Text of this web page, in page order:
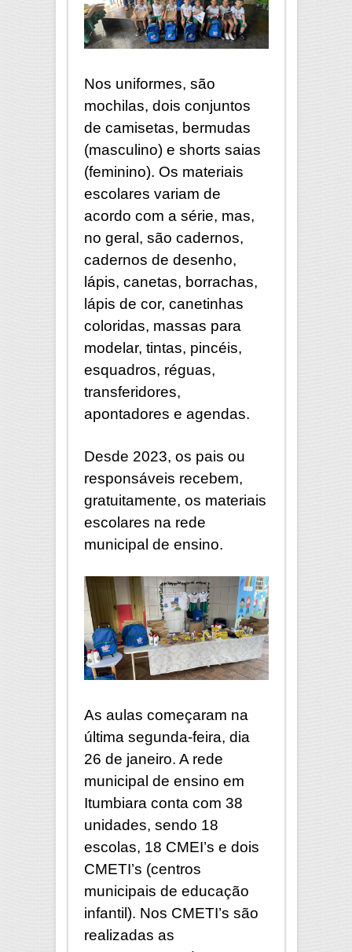
Nos uniformes, são
mochilas, dois conjuntos
de camisetas, bermudas
(masculino) e shorts saias
(feminino). Os materiais
escolares variam de
acordo com a série, mas,
no geral, são cadernos,
cadernos de desenho,
lápis, canetas, borrachas,
lápis de cor, canetinhas
coloridas, massas para
modelar, tintas, pincéis,
esquadros, réguas,
transferidores,
apontadores e agendas.
Desde 2023, os pais ou
responsáveis recebem,
gratuitamente, os materiais
escolares na rede
municipal de ensino.
As aulas começaram na
última segunda-feira, dia
26 de janeiro. A rede
municipal de ensino em
Itumbiara conta com 38
unidades, sendo 18
escolas, 18 CMEI’s e dois
CMETI’s (centros
municipais de educação
infantil). Nos CMETI’s são
realizadas as